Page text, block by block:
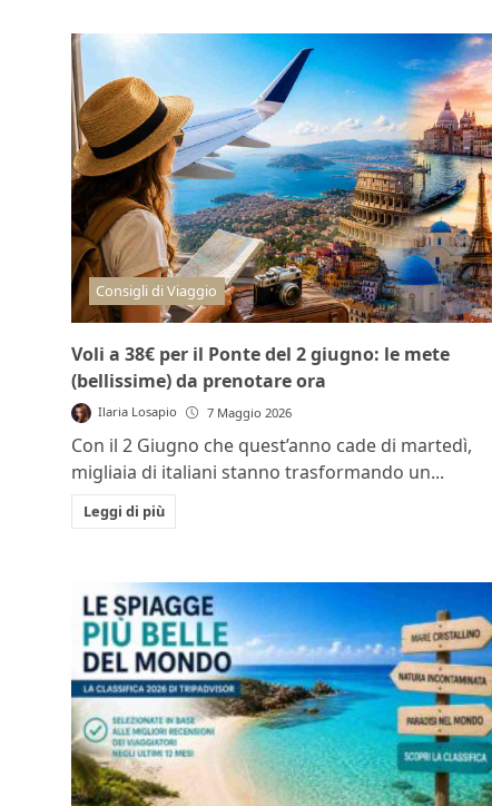
Consigli di Viaggio
Voli a 38€ per il Ponte del 2 giugno: le mete
(bellissime) da prenotare ora
Ilaria Losapio 7 Maggio 2026
Con il 2 Giugno che quest’anno cade di martedì,
migliaia di italiani stanno trasformando un...
Leggi di più